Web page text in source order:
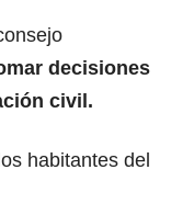
decisiones
civil.
habitantes del